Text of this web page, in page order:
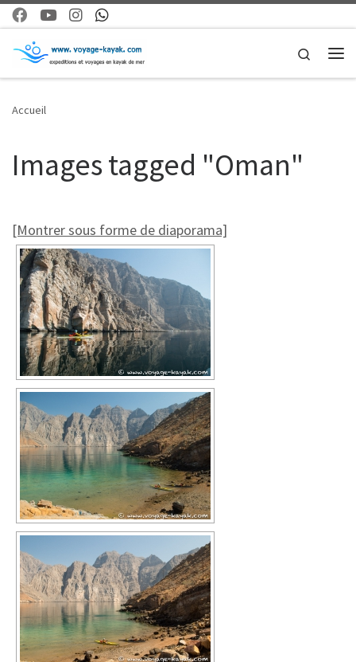
Skip to content
Search
Accueil
Images tagged "Oman"
[Montrer sous forme de diaporama]